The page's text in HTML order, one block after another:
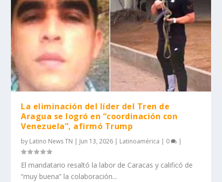
La eliminación del líder del Tren de
Aragua se logró en “coordinación con
Venezuela”, afirmó Trump
by Latino News TN | Jun 13, 2026 | Latinoamérica | 0 |
El mandatario resaltó la labor de Caracas y calificó de
“muy buena” la colaboración...